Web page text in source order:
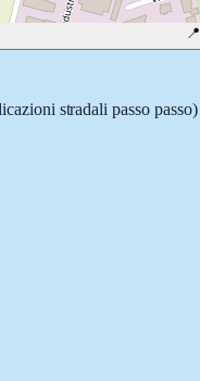
📍
stradali passo passo)